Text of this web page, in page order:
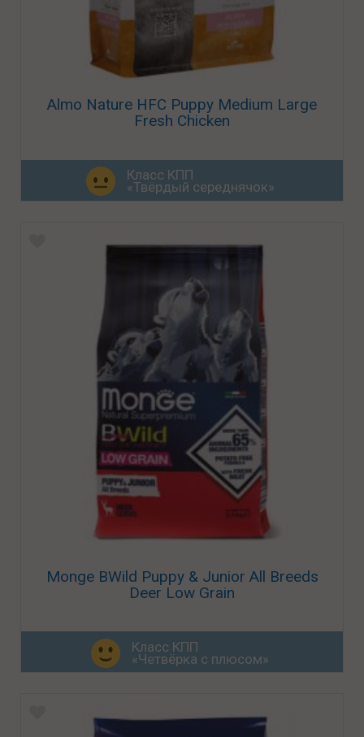
Almo Nature HFC Puppy Medium Large
Fresh Chicken
Класс КПП
«Твёрдый середнячок»
Monge BWild Puppy & Junior All Breeds
Deer Low Grain
Класс КПП
«Четвёрка с плюсом»